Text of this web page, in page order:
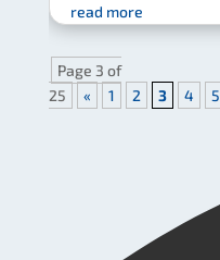
read more
Page 3 of
25
« 1 2 3 4 5